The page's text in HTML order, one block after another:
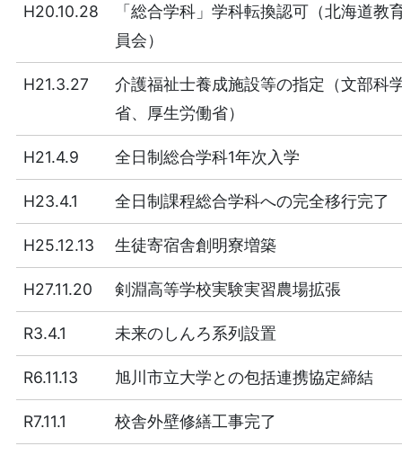
H20.10.28
「総合学科」学科転換認可（北海道教
員会）
H21.3.27
介護福祉士養成施設等の指定（文部科
省、厚生労働省）
H21.4.9 全日制総合学科1年次入学
H23.4.1 全日制課程総合学科への完全移行完了
H25.12.13 生徒寄宿舎創明寮増築
H27.11.20 剣淵高等学校実験実習農場拡張
R3.4.1 未来のしんろ系列設置
R6.11.13 旭川市立大学との包括連携協定締結
R7.11.1 校舎外壁修繕工事完了